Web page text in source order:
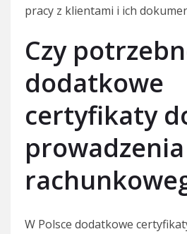
pracy z klientami i ich
Czy
dodatkowe
certyfikaty
W Polsce dodatkowe